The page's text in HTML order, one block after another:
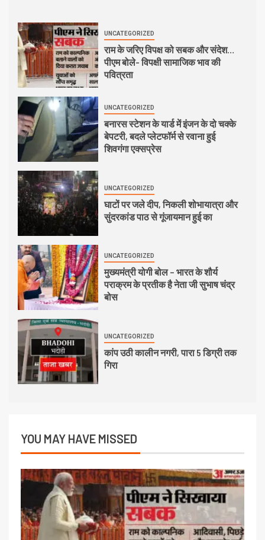
UNCATEGORIZED
राम के जरिए विपक्ष को सबक और संदेश…
पीएम बोले- विपक्षी सामाजिक भाव की
पवित्रता
UNCATEGORIZED
बनारस स्टेशन के यार्ड में इंजन के दो चक्के
बेपटरी, बदले प्लेटफॉर्म से रवाना हुई
शिवगंगा एक्सप्रेस
UNCATEGORIZED
घाटों पर जले दीप, निकली शोभायात्रा और
सुंदरकांड पाठ से गूंजायमान हुई का
UNCATEGORIZED
मुख्यमंत्री योगी बोल – भारत के शौर्य
पराक्रम के प्रतीक है नेता जी सुभाष चंद्र
बोस
UNCATEGORIZED
कांप उठी कालीन नगरी, पारा 5 डिग्री तक
गिरा
YOU MAY HAVE MISSED